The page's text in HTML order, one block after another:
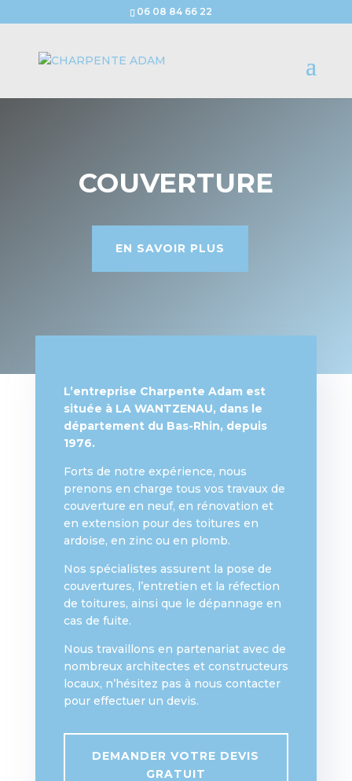
06 08 84 66 22
COUVERTURE
EN SAVOIR PLUS
L’entreprise Charpente Adam est
située à LA WANTZENAU, dans le
département du Bas-Rhin, depuis
1976.
Forts de notre expérience, nous
prenons en charge tous vos travaux de
couverture en neuf, en rénovation et
en extension pour des toitures en
ardoise, en zinc ou en plomb.
Nos spécialistes assurent la pose de
couvertures, l’entretien et la réfection
de toitures, ainsi que le dépannage en
cas de fuite.
Nous travaillons en partenariat avec de
nombreux architectes et constructeurs
locaux, n’hésitez pas à nous contacter
pour effectuer un devis.
DEMANDER VOTRE DEVIS
GRATUIT